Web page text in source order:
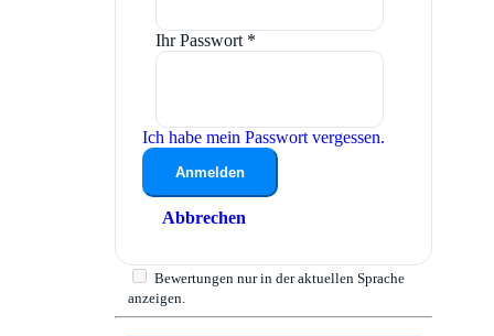
Ihr Passwort *
Ich habe mein Passwort vergessen.
Anmelden
Abbrechen
Bewertungen nur in der aktuellen Sprache
anzeigen.